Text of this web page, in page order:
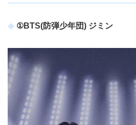
①BTS(防弾少年団) ジミン